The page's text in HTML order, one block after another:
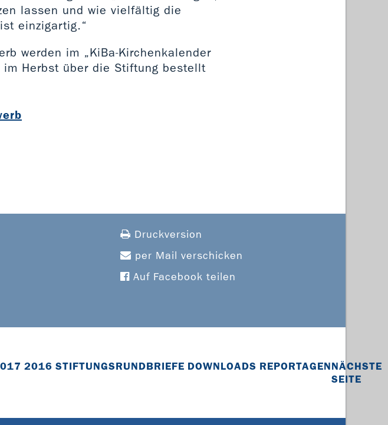
lassen und wie vielfältig die
einzigartig.“
werden im „KiBa-Kirchenkalender
Herbst über die Stiftung bestellt
Druckversion
per Mail verschicken
Auf Facebook teilen
2016 STIFTUNGSRUNDBRIEFE DOWNLOADS REPORTAGENNÄCHSTE
SEITE